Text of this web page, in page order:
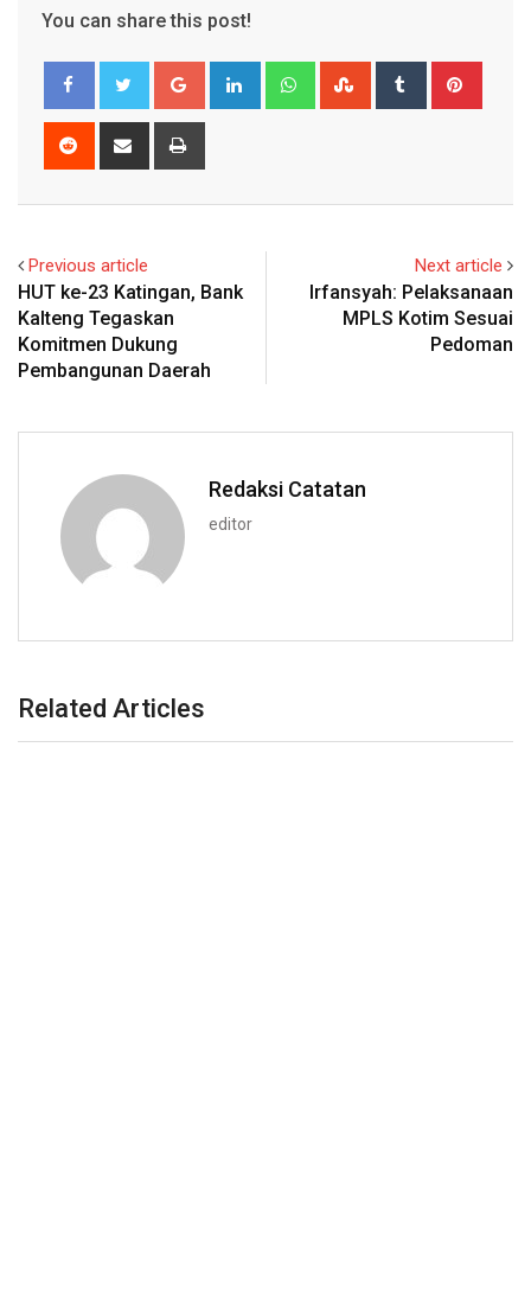
You can share this post!
Google+ LinkedIn WhatsappStumbleUpon
Tumblr
Reddit
Share
Previous article
HUT ke-23 Katingan, Bank
Kalteng Tegaskan
Komitmen Dukung
Pembangunan Daerah
Next article
Irfansyah: Pelaksanaan
MPLS Kotim Sesuai
Pedoman
Redaksi Catatan
editor
Related Articles